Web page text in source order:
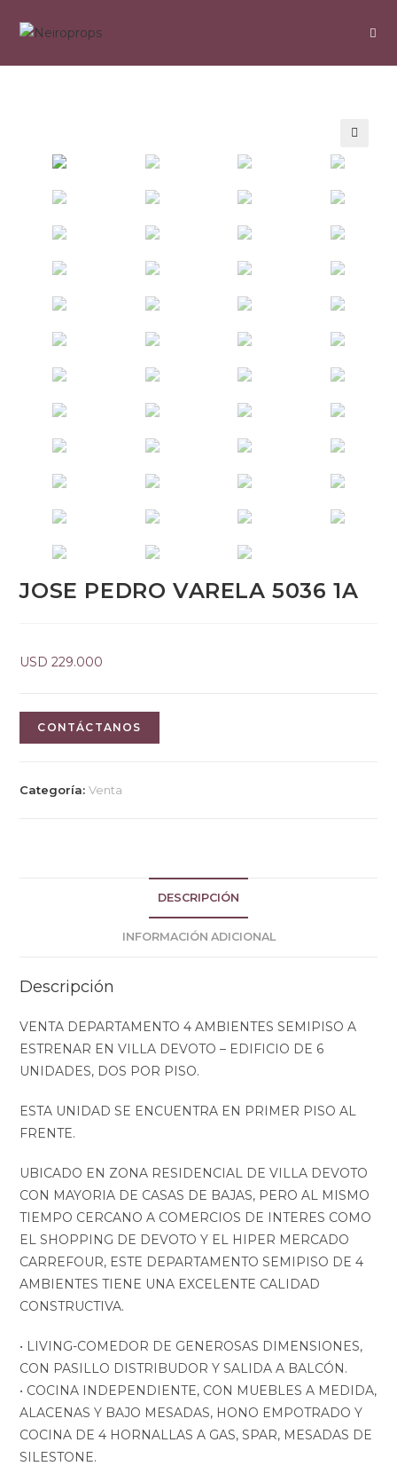
JOSE PEDRO VARELA 5036 1A
USD 229.000
CONTÁCTANOS
Categoría:Venta
DESCRIPCIÓN
INFORMACIÓN ADICIONAL
Descripción
VENTA DEPARTAMENTO 4 AMBIENTES SEMIPISO A
ESTRENAR EN VILLA DEVOTO – EDIFICIO DE 6
UNIDADES, DOS POR PISO.
ESTA UNIDAD SE ENCUENTRA EN PRIMER PISO AL
FRENTE.
UBICADO EN ZONA RESIDENCIAL DE VILLA DEVOTO
CON MAYORIA DE CASAS DE BAJAS, PERO AL MISMO
TIEMPO CERCANO A COMERCIOS DE INTERES COMO
EL SHOPPING DE DEVOTO Y EL HIPER MERCADO
CARREFOUR, ESTE DEPARTAMENTO SEMIPISO DE 4
AMBIENTES TIENE UNA EXCELENTE CALIDAD
CONSTRUCTIVA.
• LIVING-COMEDOR DE GENEROSAS DIMENSIONES,
CON PASILLO DISTRIBUDOR Y SALIDA A BALCÓN.
• COCINA INDEPENDIENTE, CON MUEBLES A MEDIDA,
ALACENAS Y BAJO MESADAS, HONO EMPOTRADO Y
COCINA DE 4 HORNALLAS A GAS, SPAR, MESADAS DE
SILESTONE.